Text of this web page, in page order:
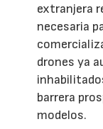
extranjera
necesaria
drones ya
barrera
modelos.